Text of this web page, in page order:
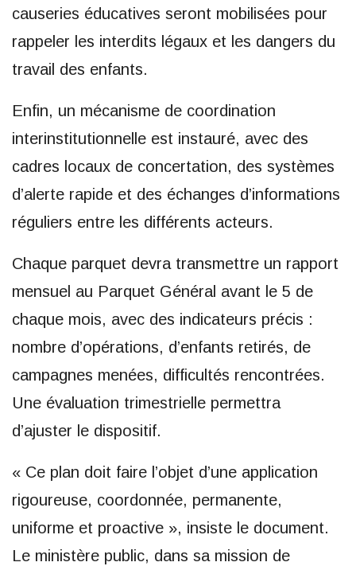
causeries éducatives seront mobilisées pour
rappeler les interdits légaux et les dangers du
travail des enfants.
Enfin, un mécanisme de coordination
interinstitutionnelle est instauré, avec des
cadres locaux de concertation, des systèmes
d’alerte rapide et des échanges d’informations
réguliers entre les différents acteurs.
Chaque parquet devra transmettre un rapport
mensuel au Parquet Général avant le 5 de
chaque mois, avec des indicateurs précis :
nombre d’opérations, d’enfants retirés, de
campagnes menées, difficultés rencontrées.
Une évaluation trimestrielle permettra
d’ajuster le dispositif.
« Ce plan doit faire l’objet d’une application
rigoureuse, coordonnée, permanente,
uniforme et proactive », insiste le document.
Le ministère public, dans sa mission de